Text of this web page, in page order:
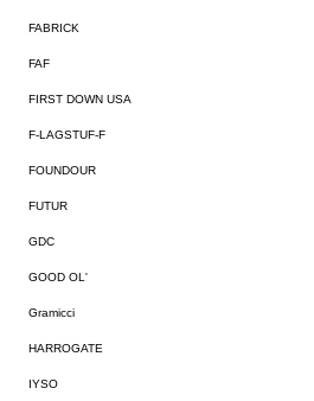
FABRICK
FAF
FIRST DOWN USA
F-LAGSTUF-F
FOUNDOUR
FUTUR
GDC
GOOD OL'
Gramicci
HARROGATE
IYSO